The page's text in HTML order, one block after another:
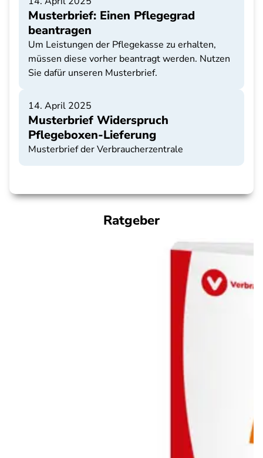
Musterbrief: Einen Pflegegrad
beantragen
Um Leistungen der Pflegekasse zu erhalten,
müssen diese vorher beantragt werden. Nutzen
Sie dafür unseren Musterbrief.
14. April 2025
Musterbrief Widerspruch
Pflegeboxen-Lieferung
Musterbrief der Verbraucherzentrale
Ratgeber